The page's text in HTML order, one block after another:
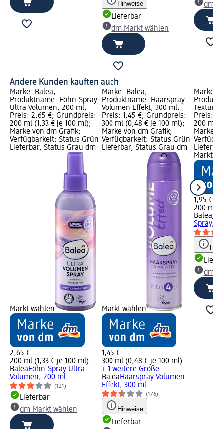
Hinweise
Lieferbar
dm Markt wählen
dm
Andere Kunden kauften auch
Marke: Balea;
Produktname: Föhn-Spray
Ultra Volumen, 200 ml;
Preis: 2,65 €; Grundpreis:
200 ml (1,33 € je 100 ml);
Marke von dm Grafik;
Verfügbarkeit: Status Grün
Lieferbar, Status Grau dm
Markt wählen
2,65 €
200 ml (1,33 € je 100 ml)
BaleaFöhn-Spray Ultra
Volumen, 200 ml
(121)
Lieferbar
dm Markt wählen
Marke: Balea;
Produktname: Haarspray
Volumen Effekt, 300 ml;
Preis: 1,45 €; Grundpreis:
300 ml (0,48 € je 100 ml);
Marke von dm Grafik;
Verfügbarkeit: Status Grün
Lieferbar, Status Grau dm
Markt wählen
1,45 €
300 ml (0,48 € je 100 ml)
+ 1 weitere Größe
BaleaHaarspray Volumen
Effekt, 300 ml
(176)
Hinweise
Lieferbar
Marke:
Texture
Preis:
200 ml
Marke
Markt
1,95 €
200 ml
Balea
Spray,
dm